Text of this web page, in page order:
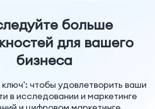
больше
для вашего
бизнеса
чтобы удовлетворить ваши
в исследовании и маркетинге